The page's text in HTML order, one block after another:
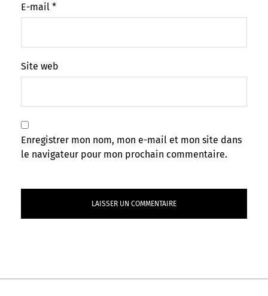
E-mail *
Site web
Enregistrer mon nom, mon e-mail et mon site dans
le navigateur pour mon prochain commentaire.